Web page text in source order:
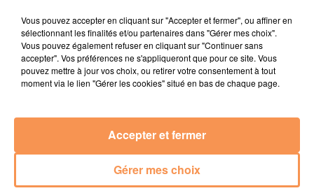
3h38
3h38 3h34
3h34
Four To The Floor
3h30
3h30
LE TOP
Vous pouvez accepter en cliquant sur "Accepter et fermer", ou affiner en
sélectionnant les finalités et/ou partenaires dans "Gérer mes choix".
Vous pouvez également refuser en cliquant sur "Continuer sans
accepter". Vos préférences ne s'appliqueront que pour ce site. Vous
pouvez mettre à jour vos choix, ou retirer votre consentement à tout
moment via le lien "Gérer les cookies" situé en bas de chaque page.
Gérer mes choix
Accepter et fermer